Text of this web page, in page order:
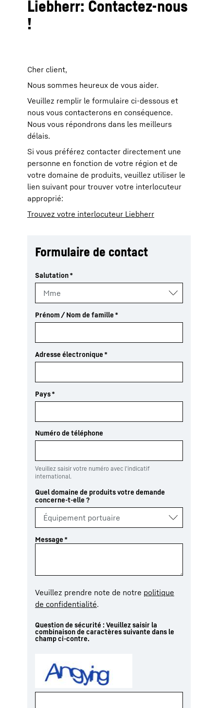
Liebherr: Contactez-nous
!
Cher client,
Nous sommes heureux de vous aider.
Veuillez remplir le formulaire ci-dessous et
nous vous contacterons en conséquence.
Nous vous répondrons dans les meilleurs
délais.
Si vous préférez contacter directement une
personne en fonction de votre région et de
votre domaine de produits, veuillez utiliser le
lien suivant pour trouver votre interlocuteur
approprié:
Trouvez votre interlocuteur Liebherr
Formulaire de contact
Salutation*
Prénom / Nom de famille *
Adresse électronique *
Pays*
Numéro de téléphone
Veuillez saisir votre numéro avec l'indicatif
international.
Quel domaine de produits votre demande
concerne-t-elle ?
Message *
Veuillez prendre note de notre politique
de confidentialité.
Question de sécurité : Veuillez saisir la
combinaison de caractères suivante dans le
champ ci-contre.